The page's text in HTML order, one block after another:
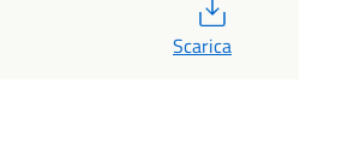
Scarica